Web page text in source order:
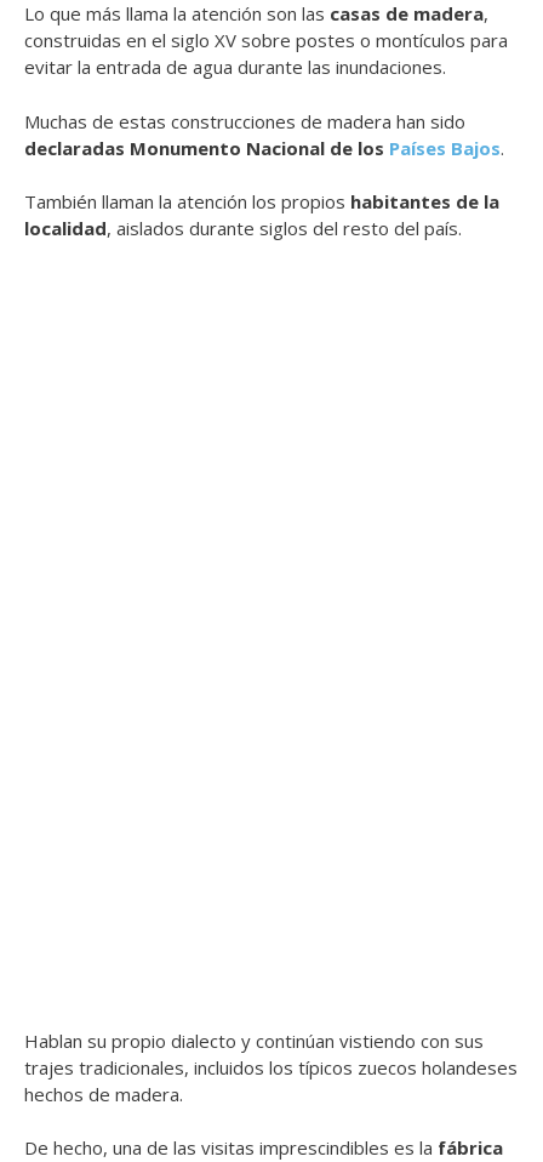
Lo que más llama la atención son las casas de madera,
construidas en el siglo XV sobre postes o montículos para
evitar la entrada de agua durante las inundaciones.
Muchas de estas construcciones de madera han sido
declaradas Monumento Nacional de los Países Bajos.
También llaman la atención los propios habitantes de la
localidad, aislados durante siglos del resto del país.
Hablan su propio dialecto y continúan vistiendo con sus
trajes tradicionales, incluidos los típicos zuecos holandeses
hechos de madera.
De hecho, una de las visitas imprescindibles es la fábrica